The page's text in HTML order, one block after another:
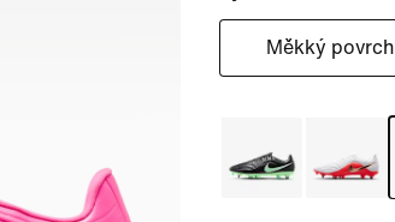
Měkký povrch